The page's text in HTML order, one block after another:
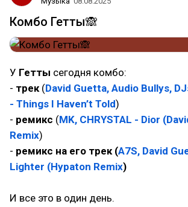
Комбо Гетты🙈
У Гетты сегодня комбо:
- трек(David Guetta, Audio Bullys,
- Things I Haven’t Told)
- ремикс (MK, CHRYSTAL - Dior
Remix)
- ремикс на его трек (A7S, David
Lighter (Hypaton Remix)
И все это в один день.